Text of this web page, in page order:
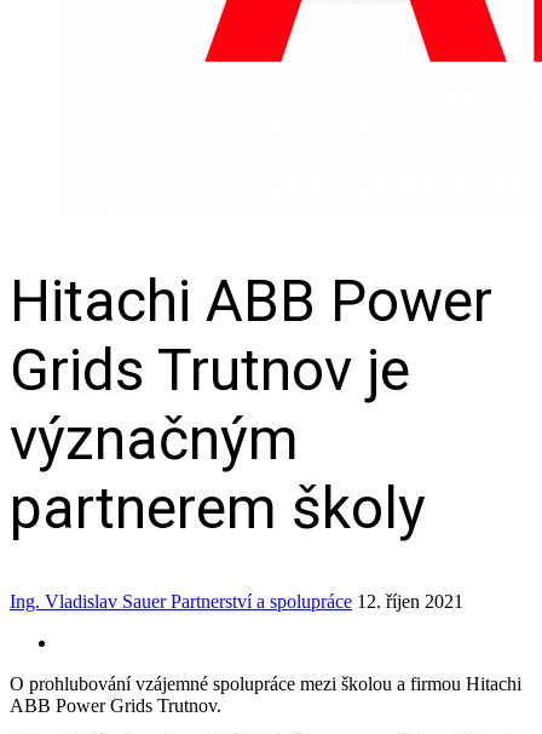
Hitachi ABB Power
Grids Trutnov je
význačným
partnerem školy
Ing. Vladislav Sauer Partnerství a spolupráce 12. říjen 2021
O prohlubování vzájemné spolupráce mezi školou a firmou Hitachi
ABB Power Grids Trutnov.